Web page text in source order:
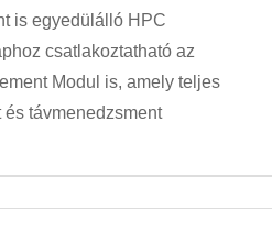
is egyedülálló HPC
csatlakoztatható az
Modul is, amely teljes
távmenedzsment